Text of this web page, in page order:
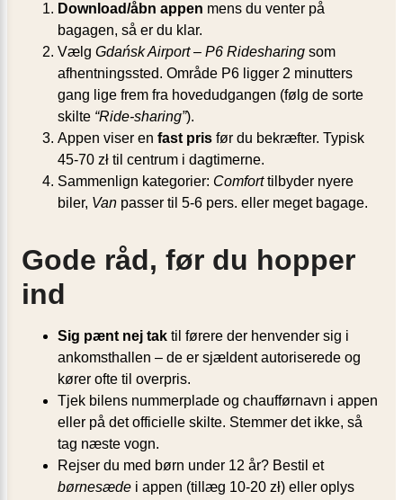
Download/åbn appen mens du venter på
bagagen, så er du klar.
Vælg Gdańsk Airport – P6 Ridesharing som
afhentningssted. Område P6 ligger 2 minutters
gang lige frem fra hovedudgangen (følg de sorte
skilte “Ride-sharing”).
Appen viser en fast pris før du bekræfter. Typisk
45-70 zł til centrum i dagtimerne.
Sammenlign kategorier: Comforttilbyder nyere
biler, Van passer til 5-6 pers. eller meget bagage.
Gode råd, før du hopper
ind
Sig pænt nej tak til førere der henvender sig i
ankomsthallen – de er sjældent autoriserede og
kører ofte til overpris.
Tjek bilens nummerplade og chaufførnavn i appen
eller på det officielle skilte. Stemmer det ikke, så
tag næste vogn.
Rejser du med børn under 12 år? Bestil et
børnesæde i appen (tillæg 10-20 zł) eller oplys